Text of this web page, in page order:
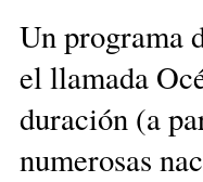
Un programa
el llamada
duración (a
numerosas